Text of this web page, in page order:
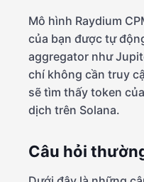
Mô hình Raydium
của bạn được tự
aggregator như
chí không cần truy
sẽ tìm thấy token
dịch trên Solana.
Câu hỏi